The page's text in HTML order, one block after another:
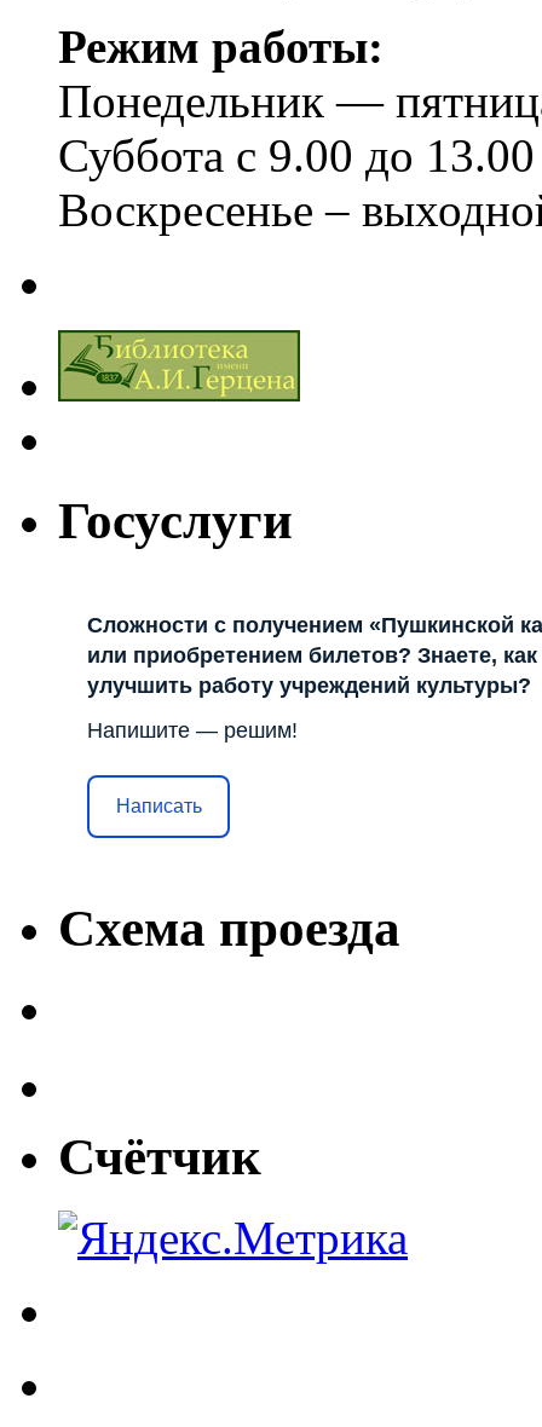
Режим работы:
Понедельник —
Суббота с 9.00 до 13.00
Воскресенье –
Госуслуги
Сложности с получением «Пушкинской
или приобретением билетов? Знаете, как
улучшить работу учреждений культуры?
Напишите — решим!
Написать
Схема проезда
Счётчик